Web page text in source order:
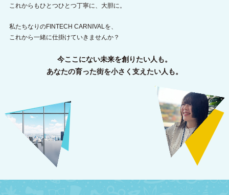
これからもひとつひとつ丁寧に、大胆に。
私たちなりのFINTECH CARNIVALを、
これから一緒に仕掛けていきませんか？
今ここにない未来を創りたい人も。
あなたの育った街を小さく支えたい人も。